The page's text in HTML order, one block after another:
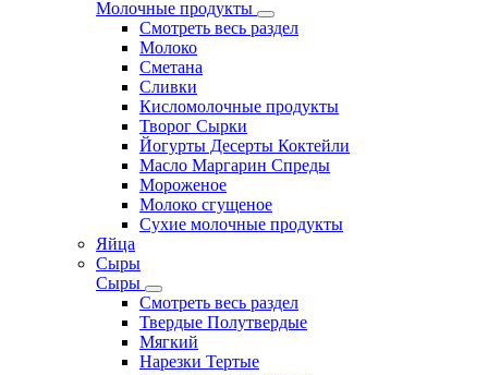
Молочные продукты
Смотреть весь раздел
Молоко
Сметана
Сливки
Кисломолочные продукты
Творог Сырки
Йогурты Десерты Коктейли
Масло Маргарин Спреды
Мороженое
Молоко сгущеное
Сухие молочные продукты
Яйца
Сыры
Сыры
Смотреть весь раздел
Твердые Полутвердые
Мягкий
Нарезки Тертые